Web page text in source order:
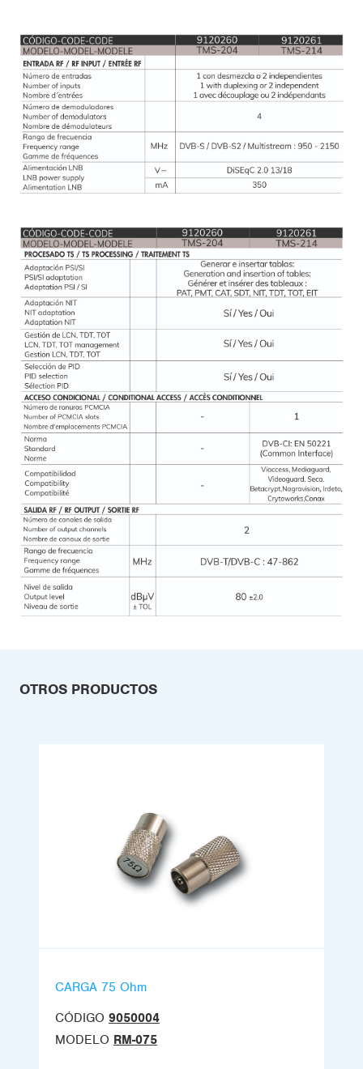
OTROS PRODUCTOS
CARGA 75 Ohm
CÓDIGO 9050004
MODELO RM-075